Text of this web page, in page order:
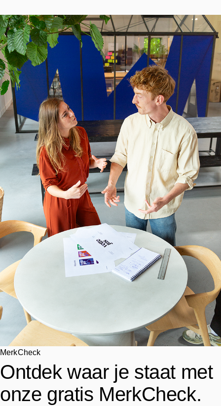
MerkCheck
Ontdek waar je staat met
onze gratis MerkCheck.